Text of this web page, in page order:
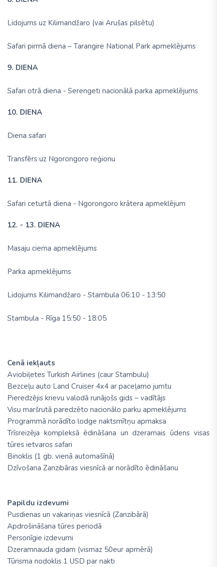
Lidojums uz Kilimandžaro (vai Arušas pilsētu)
Safari pirmā diena – Tarangire National Park apmeklējums
9. DIENA
Safari otrā diena - Serengeti nacionālā parka apmeklējums
10. DIENA
Diena safari
Transfērs uz Ngorongoro reģionu
11. DIENA
Safari ceturtā diena - Ngorongoro krātera apmeklējum
12. - 13. DIENA
Masaju ciema apmeklējums
Parka apmeklējums
Lidojums Kilimandžaro - Stambula 06:10 - 13:50
Stambula - Rīga 15:50 - 18:05
Cenā iekļauts
Aviobiļetes Turkish Airlines (caur Stambulu)
Bezceļu auto Land Cruiser 4x4 ar paceļamo jumtu
Pieredzējis krievu valodā runājošs gids – vadītājs
Visu maršrutā paredzēto nacionālo parku apmeklējums
Programmā norādīto lodge naktsmītņu apmaksa
Trīsreizēja kompleksā ēdināšana un dzeramais ūdens visas
tūres ietvaros safari
Binoklis (1 gb. vienā automašīnā)
Dzīvošana Zanzibāras viesnīcā ar norādīto ēdināšanu
Papildu izdevumi
Pusdienas un vakariņas viesnīcā (Zanzibārā)
Apdrošināšana tūres periodā
Personīgie izdevumi
Dzeramnauda gidam (vismaz 50eur apmērā)
Tūrisma nodoklis 1 USD par nakti